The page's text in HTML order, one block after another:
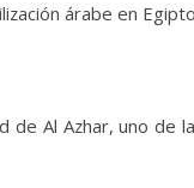
árabe en
de Al Azhar, uno de